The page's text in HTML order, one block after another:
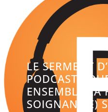
LE SERMENT
PODCAST
ENSEMBLE LA
SOIGNANT(E)